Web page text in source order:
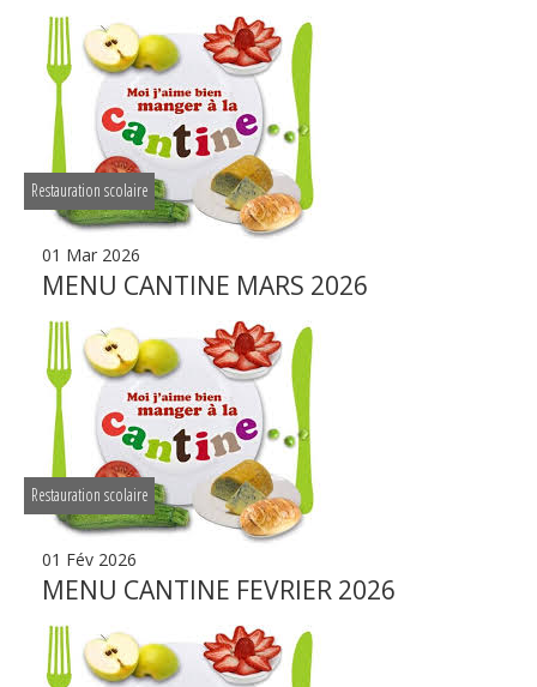
Restauration scolaire
01 Mar 2026
MENU CANTINE MARS 2026
Restauration scolaire
01 Fév 2026
MENU CANTINE FEVRIER 2026